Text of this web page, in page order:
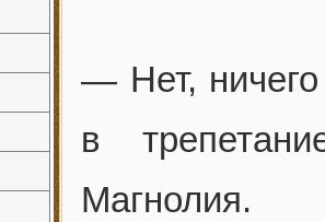
— Нет,
в
Магнолия.